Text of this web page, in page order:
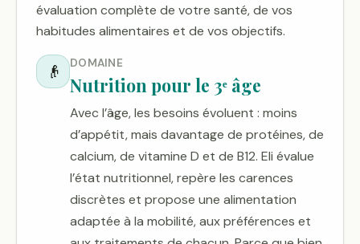
évaluation complète de votre santé, de vos
habitudes alimentaires et de vos objectifs.
👴 DOMAINE
Nutrition pour le 3ᵉ âge
Avec l’âge, les besoins évoluent : moins
d’appétit, mais davantage de protéines, de
calcium, de vitamine D et de B12. Eli évalue
l’état nutritionnel, repère les carences
discrètes et propose une alimentation
adaptée à la mobilité, aux préférences et